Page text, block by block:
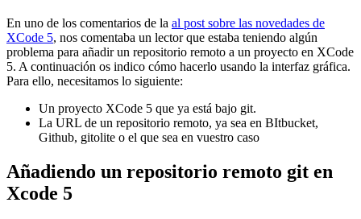
En uno de los comentarios de la al post sobre las novedades de
XCode 5, nos comentaba un lector que estaba teniendo algún
problema para añadir un repositorio remoto a un proyecto en XCode
5. A continuación os indico cómo hacerlo usando la interfaz gráfica.
Para ello, necesitamos lo siguiente:
Un proyecto XCode 5 que ya está bajo git.
La URL de un repositorio remoto, ya sea en BItbucket,
Github, gitolite o el que sea en vuestro caso
Añadiendo un repositorio remoto git en
Xcode 5